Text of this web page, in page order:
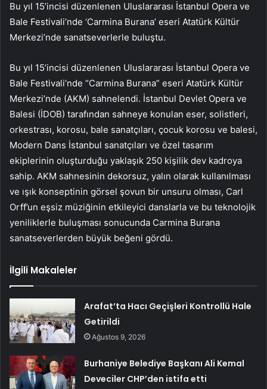
Bu yıl 15’incisi düzenlenen Uluslararası İstanbul Opera ve
Bale Festivali’nde ‘Carmina Burana’ eseri Atatürk Kültür
Merkezi’nde sanatseverlerle buluştu.
Bu yıl 15’incisi düzenlenen Uluslararası İstanbul Opera ve
Bale Festivali’nde “Carmina Burana” eseri Atatürk Kültür
Merkezi’nde (AKM) sahnelendi. İstanbul Devlet Opera ve
Balesi (İDOB) tarafından sahneye konulan eser, solistleri,
orkestrası, korosu, bale sanatçıları, çocuk korosu ve balesi,
Modern Dans İstanbul sanatçıları ve özel tasarım
ekiplerinin oluşturduğu yaklaşık 250 kişilik dev kadroya
sahip. AKM sahnesinin dekorsuz, yalın olarak kullanılması
ve ışık konseptinin görsel şovun bir unsuru olması, Carl
Orff’un eşsiz müziğinin etkileyici danslarla ve bu teknolojik
yeniliklerle buluşması sonucunda Carmina Burana
sanatseverlerden büyük beğeni gördü.
İlgili Makaleler
Arafat’ta Hacı Geçişleri Kontrollü Hale
Getirildi
Ağustos 9, 2026
Burhaniye Belediye Başkanı Ali Kemal
Deveciler CHP’den istifa etti